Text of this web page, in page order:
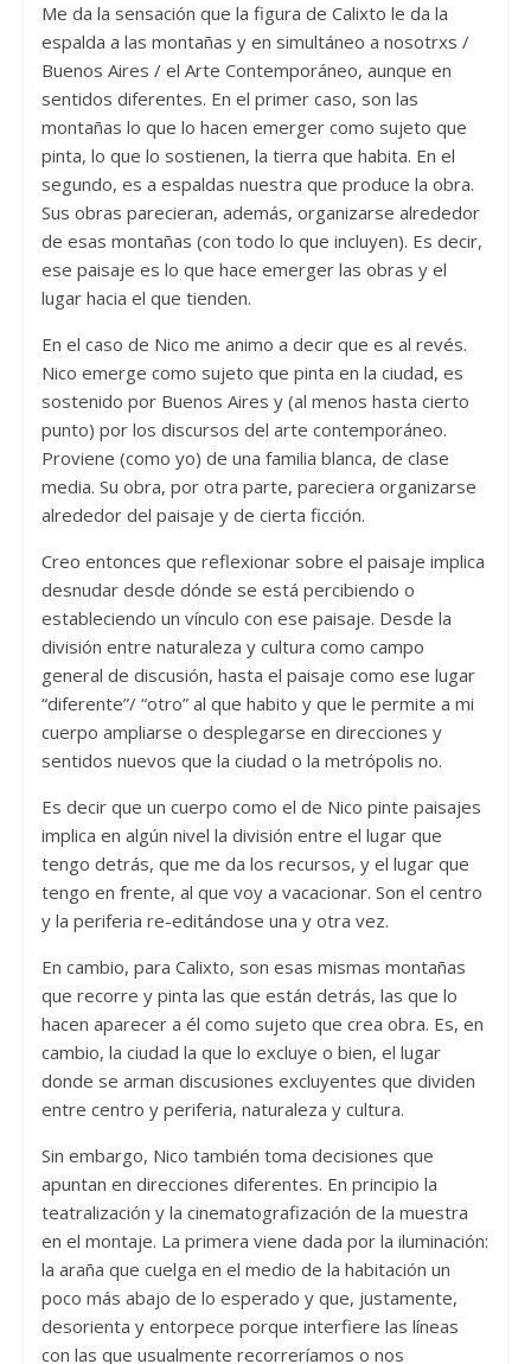
Me da la sensación que la figura de Calixto le da la
espalda a las montañas y en simultáneo a nosotrxs /
Buenos Aires / el Arte Contemporáneo, aunque en
sentidos diferentes. En el primer caso, son las
montañas lo que lo hacen emerger como sujeto que
pinta, lo que lo sostienen, la tierra que habita. En el
segundo, es a espaldas nuestra que produce la obra.
Sus obras parecieran, además, organizarse alrededor
de esas montañas (con todo lo que incluyen). Es decir,
ese paisaje es lo que hace emerger las obras y el
lugar hacia el que tienden.
En el caso de Nico me animo a decir que es al revés.
Nico emerge como sujeto que pinta en la ciudad, es
sostenido por Buenos Aires y (al menos hasta cierto
punto) por los discursos del arte contemporáneo.
Proviene (como yo) de una familia blanca, de clase
media. Su obra, por otra parte, pareciera organizarse
alrededor del paisaje y de cierta ficción.
Creo entonces que reflexionar sobre el paisaje implica
desnudar desde dónde se está percibiendo o
estableciendo un vínculo con ese paisaje. Desde la
división entre naturaleza y cultura como campo
general de discusión, hasta el paisaje como ese lugar
“diferente”/ “otro” al que habito y que le permite a mi
cuerpo ampliarse o desplegarse en direcciones y
sentidos nuevos que la ciudad o la metrópolis no.
Es decir que un cuerpo como el de Nico pinte paisajes
implica en algún nivel la división entre el lugar que
tengo detrás, que me da los recursos, y el lugar que
tengo en frente, al que voy a vacacionar. Son el centro
y la periferia re-editándose una y otra vez.
En cambio, para Calixto, son esas mismas montañas
que recorre y pinta las que están detrás, las que lo
hacen aparecer a él como sujeto que crea obra. Es, en
cambio, la ciudad la que lo excluye o bien, el lugar
donde se arman discusiones excluyentes que dividen
entre centro y periferia, naturaleza y cultura.
Sin embargo, Nico también toma decisiones que
apuntan en direcciones diferentes. En principio la
teatralización y la cinematografización de la muestra
en el montaje. La primera viene dada por la iluminación:
la araña que cuelga en el medio de la habitación un
poco más abajo de lo esperado y que, justamente,
desorienta y entorpece porque interfiere las líneas
con las que usualmente recorreríamos o nos